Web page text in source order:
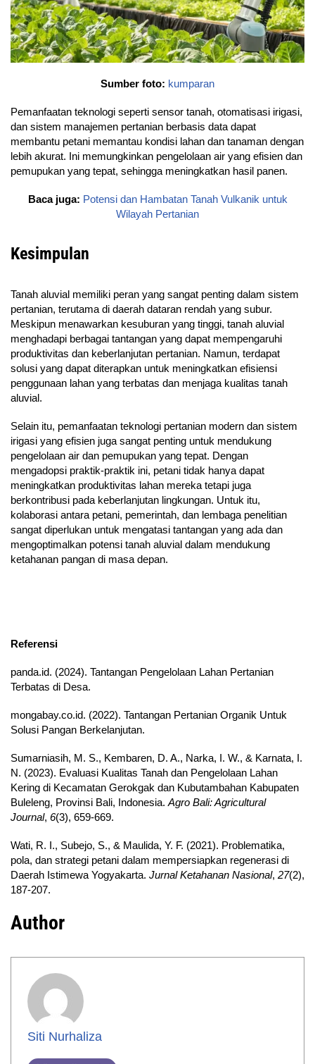
Sumber foto: kumparan
Pemanfaatan teknologi seperti sensor tanah, otomatisasi irigasi,
dan sistem manajemen pertanian berbasis data dapat
membantu petani memantau kondisi lahan dan tanaman dengan
lebih akurat. Ini memungkinkan pengelolaan air yang efisien dan
pemupukan yang tepat, sehingga meningkatkan hasil panen.
Baca juga: Potensi dan Hambatan Tanah Vulkanik untuk
Wilayah Pertanian
Kesimpulan
Tanah aluvial memiliki peran yang sangat penting dalam sistem
pertanian, terutama di daerah dataran rendah yang subur.
Meskipun menawarkan kesuburan yang tinggi, tanah aluvial
menghadapi berbagai tantangan yang dapat mempengaruhi
produktivitas dan keberlanjutan pertanian. Namun, terdapat
solusi yang dapat diterapkan untuk meningkatkan efisiensi
penggunaan lahan yang terbatas dan menjaga kualitas tanah
aluvial.
Selain itu, pemanfaatan teknologi pertanian modern dan sistem
irigasi yang efisien juga sangat penting untuk mendukung
pengelolaan air dan pemupukan yang tepat. Dengan
mengadopsi praktik-praktik ini, petani tidak hanya dapat
meningkatkan produktivitas lahan mereka tetapi juga
berkontribusi pada keberlanjutan lingkungan. Untuk itu,
kolaborasi antara petani, pemerintah, dan lembaga penelitian
sangat diperlukan untuk mengatasi tantangan yang ada dan
mengoptimalkan potensi tanah aluvial dalam mendukung
ketahanan pangan di masa depan.
Referensi
panda.id. (2024). Tantangan Pengelolaan Lahan Pertanian
Terbatas di Desa.
mongabay.co.id. (2022). Tantangan Pertanian Organik Untuk
Solusi Pangan Berkelanjutan.
Sumarniasih, M. S., Kembaren, D. A., Narka, I. W., & Karnata, I.
N. (2023). Evaluasi Kualitas Tanah dan Pengelolaan Lahan
Kering di Kecamatan Gerokgak dan Kubutambahan Kabupaten
Buleleng, Provinsi Bali, Indonesia. Agro Bali: Agricultural
Journal, 6(3), 659-669.
Wati, R. I., Subejo, S., & Maulida, Y. F. (2021). Problematika,
pola, dan strategi petani dalam mempersiapkan regenerasi di
Daerah Istimewa Yogyakarta. Jurnal Ketahanan Nasional, 27(2),
187-207.
Author
Siti Nurhaliza